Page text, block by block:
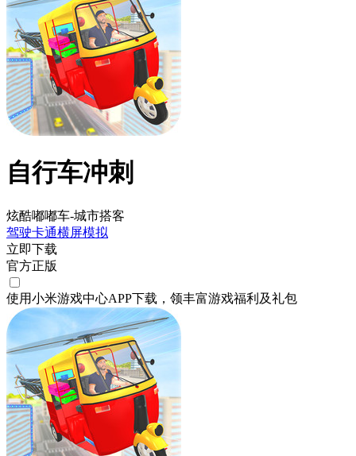
自行车冲刺
炫酷嘟嘟车-城市搭客
驾驶卡通横屏模拟
立即下载
官方正版
使用小米游戏中心APP下载 ，领丰富游戏福利 及礼包